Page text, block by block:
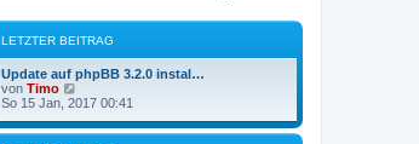
LETZTER BEITRAG
Update auf phpBB 3.2.0 instal…
von Timo
e
e
So 15 Jan, 2017 00:41